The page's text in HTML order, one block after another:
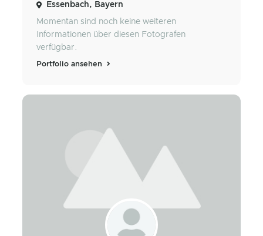
Essenbach, Bayern
Momentan sind noch keine weiteren
Informationen über diesen Fotografen
verfügbar.
Portfolio ansehen